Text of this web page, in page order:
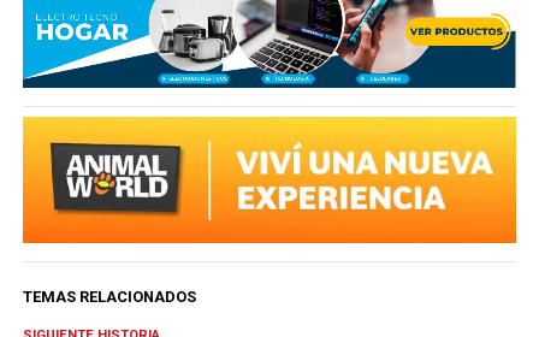
TEMAS RELACIONADOS